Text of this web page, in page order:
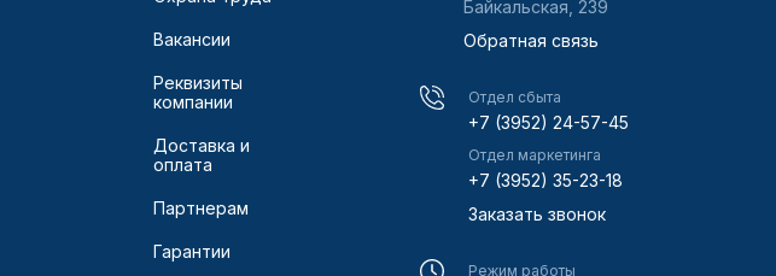
Вакансии
Реквизиты
компании
Доставка и
оплата
Партнерам
Гарантии
Байкальская, 239
Обратная связь
Отдел сбыта
+7 (3952) 24-57-45
Отдел маркетинга
+7 (3952) 35-23-18
Заказать звонок
Режим работы